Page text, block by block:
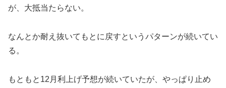
が、大抵当たらない。
なんとか耐え抜いてもとに戻すというパターンが続いてい
る。
もともと12月利上げ予想が続いていたが、やっぱり止め